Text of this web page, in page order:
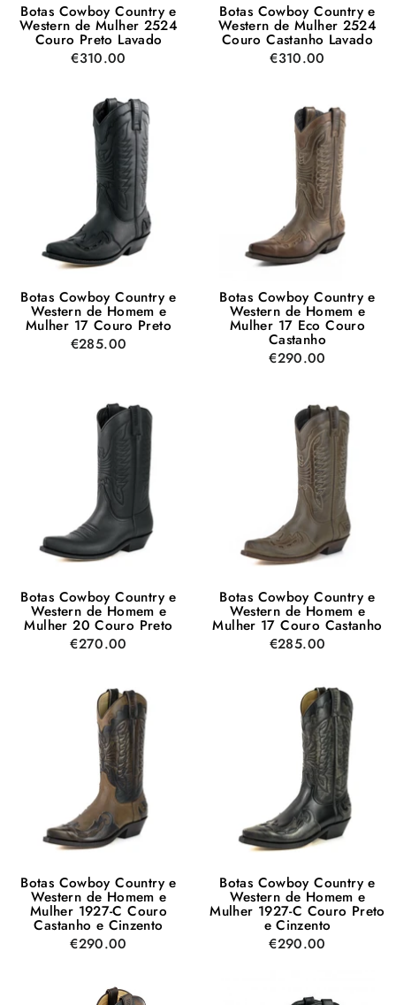
Botas Cowboy Country e
Western de Mulher 2524
Couro Preto Lavado
€310.00
Botas Cowboy Country e
Western de Mulher 2524
Couro Castanho Lavado
€310.00
Botas Cowboy Country e
Western de Homem e
Mulher 17 Couro Preto
€285.00
Botas Cowboy Country e
Western de Homem e
Mulher 17 Eco Couro
Castanho
€290.00
Botas Cowboy Country e
Western de Homem e
Mulher 20 Couro Preto
€270.00
Botas Cowboy Country e
Western de Homem e
Mulher 17 Couro Castanho
€285.00
Botas Cowboy Country e
Western de Homem e
Mulher 1927-C Couro
Castanho e Cinzento
€290.00
Botas Cowboy Country e
Western de Homem e
Mulher 1927-C Couro Preto
e Cinzento
€290.00